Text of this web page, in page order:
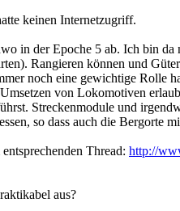
keinen Internetzugriff.
in der Epoche 5 ab. Ich bin
Rangieren können und
noch eine gewichtige Rolle
von Lokomotiven
Streckenmodule und
so dass auch die Bergorte
Thread: http://
aus?